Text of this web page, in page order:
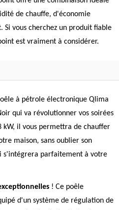
de chauffe, d'économie
Si vous cherchez un produit fiable
est vraiment à considérer.
à pétrole électronique Qlima
qui va révolutionner vos soirées
kW, il vous permettra de chauffer
maison, sans oublier son
s'intégrera parfaitement à votre
! Ce poêle
d'un système de régulation de